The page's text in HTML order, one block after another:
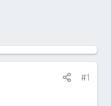
#1